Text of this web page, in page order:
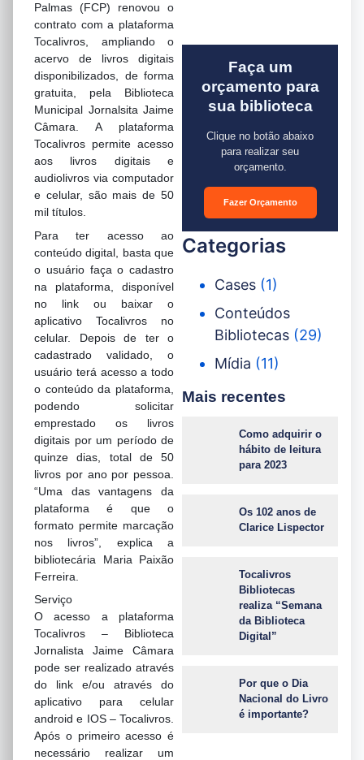
Palmas (FCP) renovou o
contrato com a plataforma
Tocalivros, ampliando o
acervo de livros digitais
disponibilizados, de forma
gratuita, pela Biblioteca
Municipal Jornalsita Jaime
Câmara. A plataforma
Tocalivros permite acesso
aos livros digitais e
audiolivros via computador
e celular, são mais de 50
mil títulos.
Para ter acesso ao
conteúdo digital, basta que
o usuário faça o cadastro
na plataforma, disponível
no link ou baixar o
aplicativo Tocalivros no
celular. Depois de ter o
cadastrado validado, o
usuário terá acesso a todo
o conteúdo da plataforma,
podendo solicitar
emprestado os livros
digitais por um período de
quinze dias, total de 50
livros por ano por pessoa.
“Uma das vantagens da
plataforma é que o
formato permite marcação
nos livros”, explica a
bibliotecária Maria Paixão
Ferreira.
Serviço
O acesso a plataforma
Tocalivros – Biblioteca
Jornalista Jaime Câmara
pode ser realizado através
do link e/ou através do
aplicativo para celular
android e IOS – Tocalivros.
Após o primeiro acesso é
necessário realizar um
Faça um
orçamento para
sua biblioteca
Clique no botão abaixo
para realizar seu
orçamento.
Fazer Orçamento
Categorias
Cases (1)
Conteúdos
Bibliotecas (29)
Mídia (11)
Mais recentes
Como adquirir o
hábito de leitura
para 2023
Os 102 anos de
Clarice Lispector
Tocalivros
Bibliotecas
realiza “Semana
da Biblioteca
Digital”
Por que o Dia
Nacional do Livro
é importante?